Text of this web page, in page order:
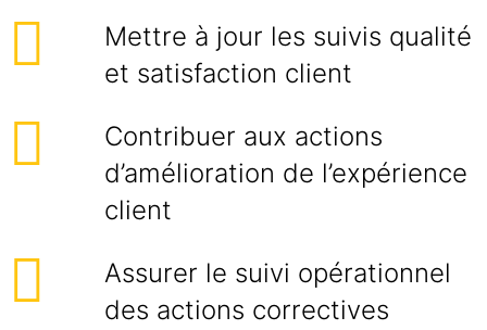
Mettre à jour les suivis qualité
et satisfaction client
Contribuer aux actions
d’amélioration de l’expérience
client
Assurer le suivi opérationnel
des actions correctives